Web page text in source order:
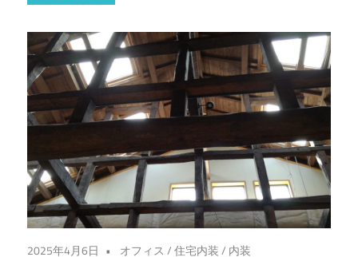
2025年4月6日 オフィス /住宅内装/ 内装